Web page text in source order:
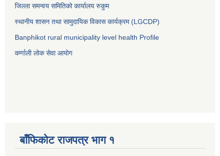
जिल्ला समन्वय समितिको कार्यालय रुकुम
स्थानीय शासन तथा सामुदायिक विकास कार्यक्रम (LGCDP)
Banphikot rural municipality level health Profile
कर्णाली लोक सेवा आयाेग
बाँफिकोट राजपत्र भाग १